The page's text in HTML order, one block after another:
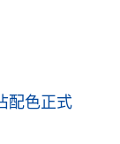
配色正式